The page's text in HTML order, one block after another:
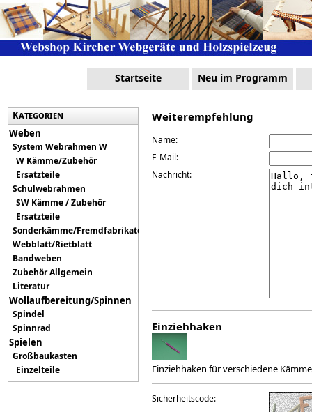
Startseite Neu im Programm
Kategorien
Weben
System Webrahmen W
W Kämme/Zubehör
Ersatzteile
Schulwebrahmen
SW Kämme / Zubehör
Ersatzteile
Sonderkämme/Fremdfabrikate
Webblatt/Rietblatt
Bandweben
Zubehör Allgemein
Literatur
Wollaufbereitung/Spinnen
Spindel
Spinnrad
Spielen
Großbaukasten
Einzelteile
Weiterempfehlung
Name:
E-Mail:
Nachricht:
Einziehhaken
Einziehhaken für verschiedene Kämme
Sicherheitscode: